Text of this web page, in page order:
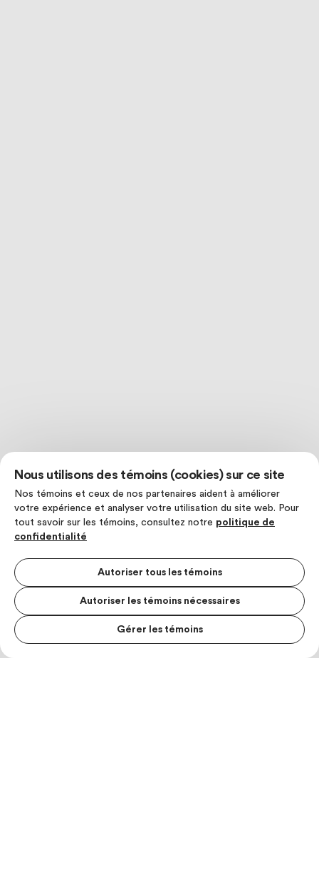
Nous utilisons des témoins (cookies) sur ce site
Nos témoins et ceux de nos partenaires aident à améliorer
votre expérience et analyser votre utilisation du site web. Pour
tout savoir sur les témoins, consultez notre politique de
confidentialité
Autoriser tous les témoins
Autoriser les témoins nécessaires
Gérer les témoins
MENU